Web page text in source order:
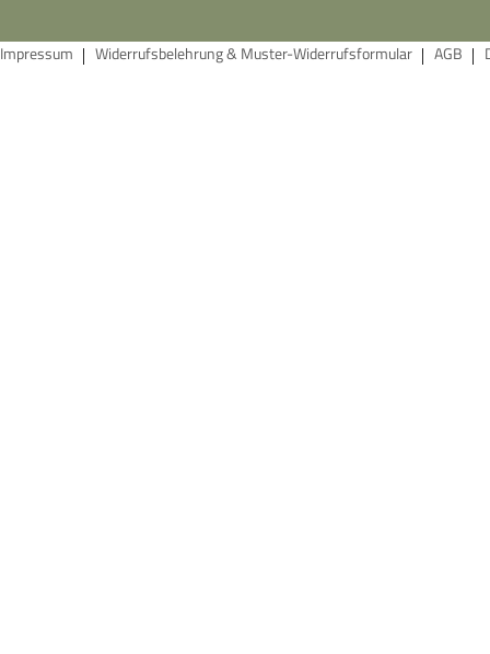
Impressum Widerrufsbelehrung & Muster-Widerrufsformular AGB